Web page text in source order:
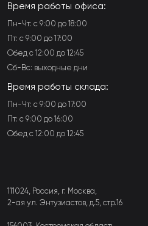
Время работы офиса:
Пн-Чт: с 9:00 до 18:00
Пт: с 9:00 до 17:00
Обед с 12:00 до 12:45
Сб-Вс: выходные дни
Время работы склада:
Пн-Чт: с 9:00 до 17:00
Пт: с 9:00 до 16:00
Обед с 12:00 до 12:45
111024, Россия, г. Москва,
2-ая ул. Энтузиастов, д.5, стр.16